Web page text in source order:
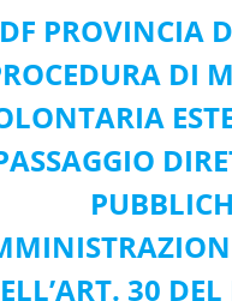
PROVINCIA
DI
30